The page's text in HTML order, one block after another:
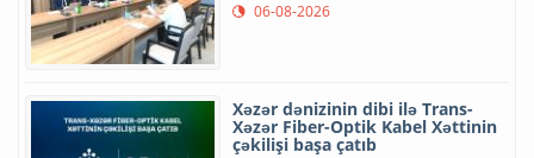
06-08-2026
Xəzər dənizinin dibi ilə Trans-
Xəzər Fiber-Optik Kabel Xəttinin
çəkilişi başa çatıb